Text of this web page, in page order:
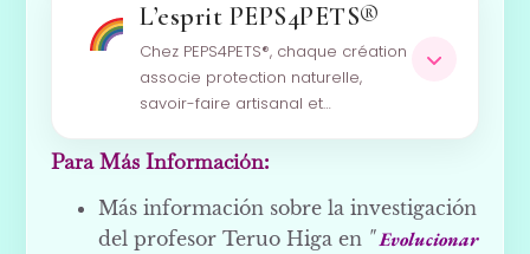
L’esprit PEPS4PETS®
Chez PEPS4PETS®, chaque création
associe protection naturelle,
savoir-faire artisanal et…
Para Más Información:
Más información sobre la investigación
del profesor Teruo Higa en "Evolucionar